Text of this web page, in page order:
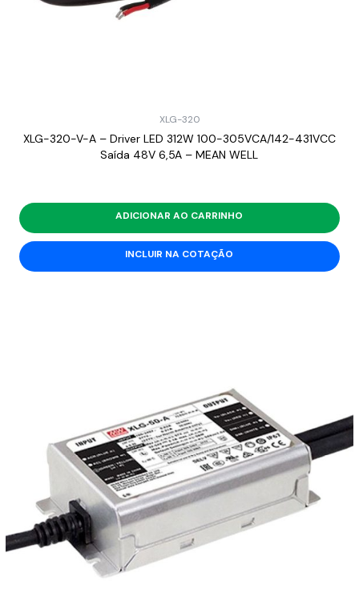
XLG-320
XLG-320-V-A – Driver LED 312W 100-305VCA/142-431VCC
Saída 48V 6,5A – MEAN WELL
ADICIONAR AO CARRINHO
INCLUIR NA COTAÇÃO